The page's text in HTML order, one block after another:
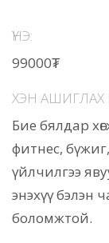
ҮНЭ:
99000₮
ХЭН
Бие бялдар
фитнес,
үйлчилгээ
энэхүү бэлэн
боломжтой.